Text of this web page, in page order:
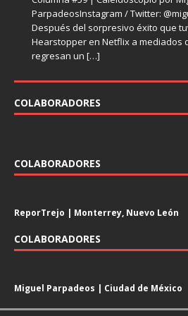
ParpadeosInstagram / Twitter:
Después del sorpresivo éxito que
Hearstopper en Netflix a mediados
regresan un […]
ParpadeosInstagram / Twitter:
televisión despidió en el primer
series emblemáticas de los últimos
[…]
hace con[…]
falso[…]
Después del polémico recibimiento
episodio VIII de Star Wars, el futuro
Johnson[…]
sociales que causaron un impacto
noventa, uno[…]
COLABORADORES
COLABORADORES
ReporTrejo | Monterrey, Nuevo León
COLABORADORES
Miguel Parpadeos | Ciudad de México